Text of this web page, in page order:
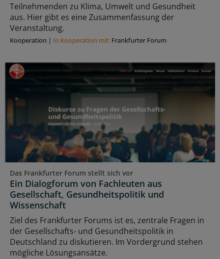
Teilnehmenden zu Klima, Umwelt und Gesundheit
aus. Hier gibt es eine Zusammenfassung der
Veranstaltung.
Kooperation | In Kooperation mit: Frankfurter Forum
Das Frankfurter Forum stellt sich vor
Ein Dialogforum von Fachleuten aus
Gesellschaft, Gesundheitspolitik und
Wissenschaft
Ziel des Frankfurter Forums ist es, zentrale Fragen in
der Gesellschafts- und Gesundheitspolitik in
Deutschland zu diskutieren. Im Vordergrund stehen
mögliche Lösungsansätze.